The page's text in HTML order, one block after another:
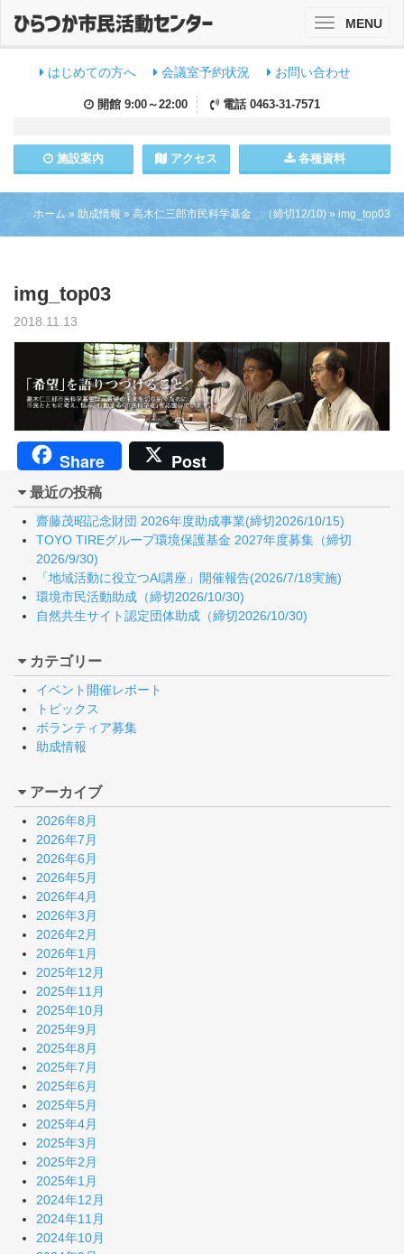
はじめての方へ 会議室予約状況 お問い合わせ
開館 9:00～22:00 電話 0463-31-7571
施設案内 アクセス 各種資料
ToggleMENU
ホーム » 助成情報 » 高木仁三郎市民科学基金 （締切12/10) » img_top03
img_top03
2018.11.13
Share Post
最近の投稿
齋藤茂昭記念財団 2026年度助成事業(締切2026/10/15)
TOYO TIREグループ環境保護基金 2027年度募集（締切
2026/9/30)
「地域活動に役立つAI講座」開催報告(2026/7/18実施)
環境市民活動助成（締切2026/10/30)
自然共生サイト認定団体助成（締切2026/10/30)
カテゴリー
イベント開催レポート
トピックス
ボランティア募集
助成情報
アーカイブ
2026年8月
2026年7月
2026年6月
2026年5月
2026年4月
2026年3月
2026年2月
2026年1月
2025年12月
2025年11月
2025年10月
2025年9月
2025年8月
2025年7月
2025年6月
2025年5月
2025年4月
2025年3月
2025年2月
2025年1月
2024年12月
2024年11月
2024年10月